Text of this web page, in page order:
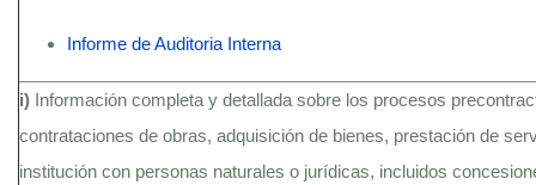
Informe de Auditoria Interna
i) Información completa y detallada sobre los procesos
contrataciones de obras, adquisición de bienes, prestación de
institución con personas naturales o jurídicas, incluidos